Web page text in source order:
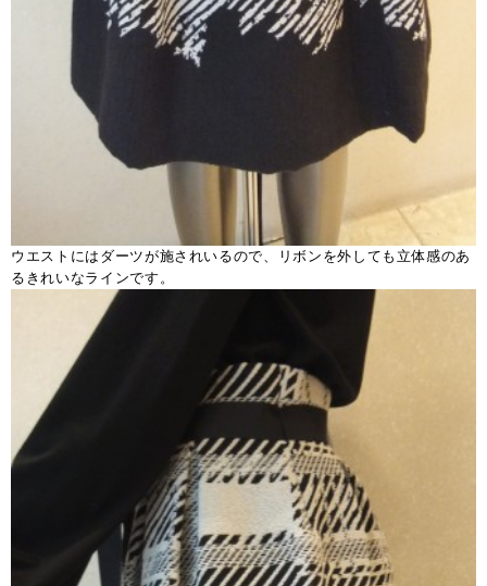
ウエストにはダーツが施されいるので、リボンを外しても立体感のあ
るきれいなラインです。